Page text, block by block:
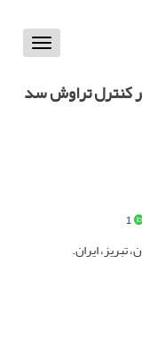
Toggle
کنترل تراوش سد
1
ایران.